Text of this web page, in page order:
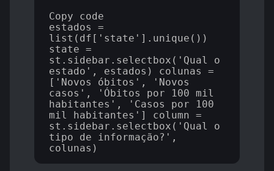
Copy code
estados =
list(df['state'].unique())
state =
st.sidebar.selectbox('Qual o
estado', estados) colunas =
['Novos óbitos', 'Novos
casos', 'Óbitos por 100 mil
habitantes', 'Casos por 100
mil habitantes'] column =
st.sidebar.selectbox('Qual o
tipo de informação?',